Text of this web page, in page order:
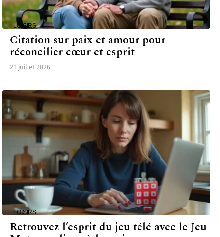
LOISIRS
Citation sur paix et amour pour
réconcilier cœur et esprit
21 juillet 2026
LOISIRS
Retrouvez l’esprit du jeu télé avec le Jeu